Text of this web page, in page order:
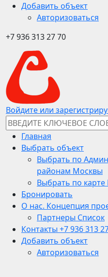
Добавить объект
Авторизоваться
+7 936 313 27 70
Войдите или
Главная
Выбрать объект
Выбрать по
районам Москвы
Выбрать по
Бронировать
О нас. Концепция
Партнеры Список
Контакты +7 936 313
Добавить объект
Авторизоваться